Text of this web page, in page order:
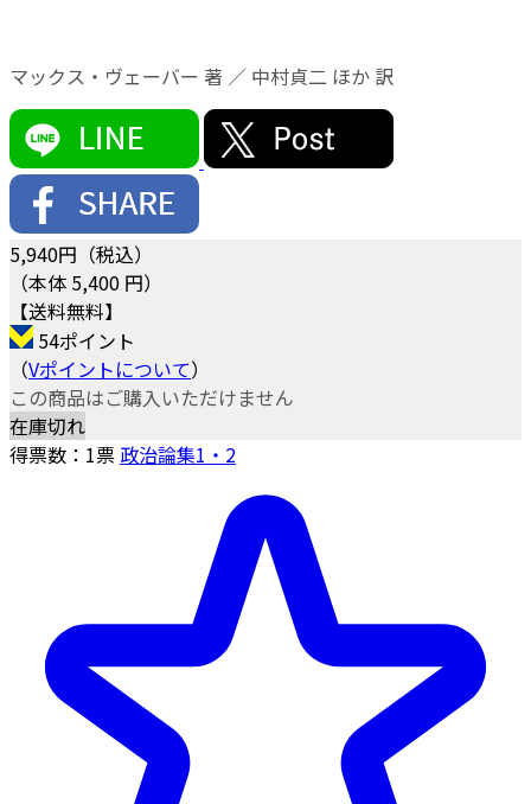
マックス・ヴェーバー 著 ／ 中村貞二 ほか 訳
5,940円（税込）
（本体 5,400 円）
【送料無料】
54ポイント
（Vポイントについて）
この商品はご購入いただけません
在庫切れ
得票数： 1票 政治論集1・2